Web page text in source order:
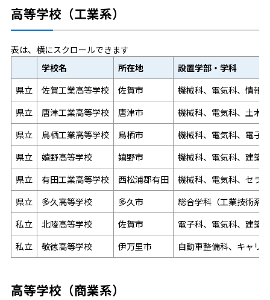
高等学校（工業系）
表は、横にスクロールできます
学校名
所在地
設置学部・学科
県立
佐賀工業高等学校 佐賀市
機械科、電気科、情報
県立
唐津工業高等学校 唐津市
機械科、電気科、土木
県立
鳥栖工業高等学校 鳥栖市
機械科、電気科、電子
県立
嬉野高等学校 嬉野市
機械科、電気科、建築
県立
有田工業高等学校 西松浦郡有田
機械科、電気科、セラ
県立
多久高等学校 多久市
総合学科（工業技術系
私立
北陵高等学校 佐賀市
電子科、電気科、建築
私立
敬徳高等学校 伊万里市 自動車整備科、キャリ
高等学校（商業系）